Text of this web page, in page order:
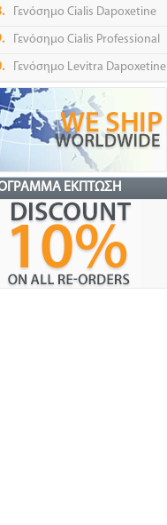
Γενόσημο Cialis Dapoxetine
Γενόσημο Cialis Professional
Γενόσημο Levitra Dapoxetine
ΈΚΠΤΩΣΗ